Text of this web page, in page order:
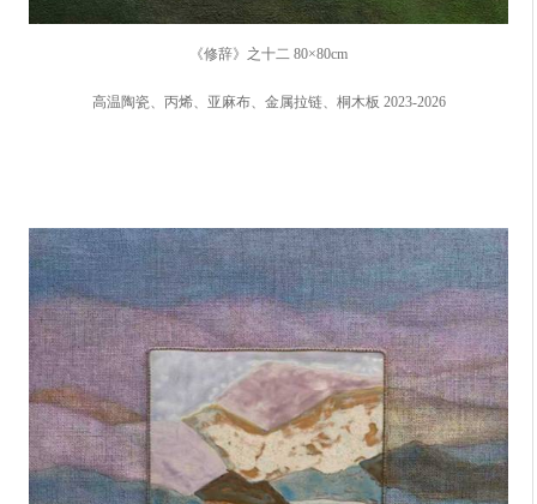
《修辞》之十二 80×80cm
高温陶瓷、丙烯、亚麻布、金属拉链、桐木板 2023-2026